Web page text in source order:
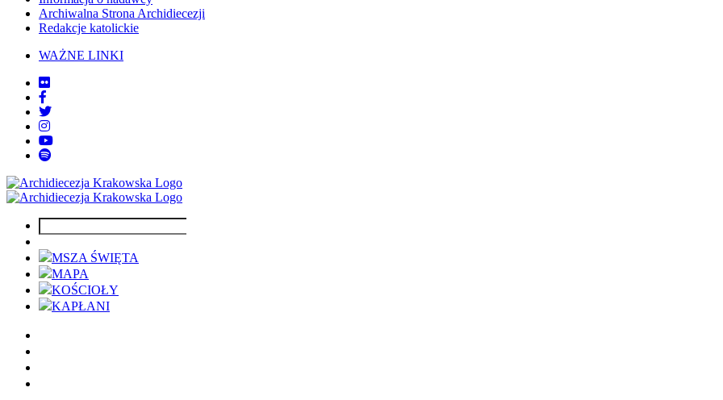
Archiwalna Strona Archidiecezji
Redakcje katolickie
WAŻNE LINKI
MSZA ŚWIĘTA
MAPA
KOŚCIOŁY
KAPŁANI